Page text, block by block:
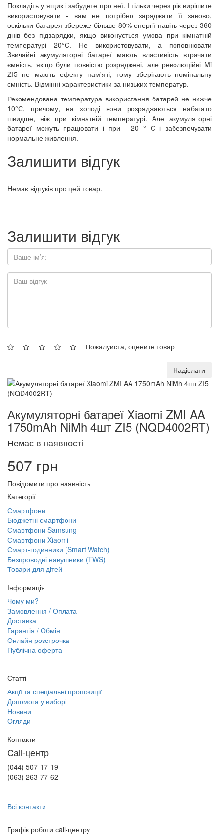
Покладіть у ящик і забудете про неї. І тільки через рік вирішите
використовувати - вам не потрібно заряджати її заново,
оскільки батарея збереже більше 80% енергії навіть через 360
днів без підзарядки, якщо виконується умова при кімнатній
температурі 20°С. Не використовувати, а поповнювати
Звичайні акумуляторні батареї мають властивість втрачати
ємність, якщо були повністю розряджені, але революційні Mi
ZI5 не мають ефекту пам'яті, тому зберігають номінальну
ємність. Відмінні характеристики за низьких температур.
Рекомендована температура використання батарей не нижче
10°С, причому, на холоді вони розряджаються набагато
швидше, ніж при кімнатній температурі. Але акумуляторні
батареї можуть працювати і при - 20 ° С і забезпечувати
нормальне живлення.
Залишити відгук
Немає відгуків про цей товар.
Залишити відгук
Пожалуйста, оцените товар
Надіслати
Акумуляторні батареї Xiaomi ZMI AA
1750mAh NiMh 4шт ZI5 (NQD4002RT)
Немає в наявності
507 грн
Повідомити про наявність
Категорії
Смартфони
Бюджетні смартфони
Смартфони Samsung
Смартфони Xiaomi
Смарт-годинники (Smart Watch)
Безпроводні навушники (TWS)
Товари для дітей
Інформація
Чому ми?
Замовлення / Оплата
Доставка
Гарантія / Обмін
Онлайн розстрочка
Публічна оферта
Статті
Акції та спеціальні пропозиції
Допомога у виборі
Новини
Огляди
Контакти
Call-центр
(044) 507-17-19
(063) 263-77-62
Всі контакти
Графік роботи сall-центру